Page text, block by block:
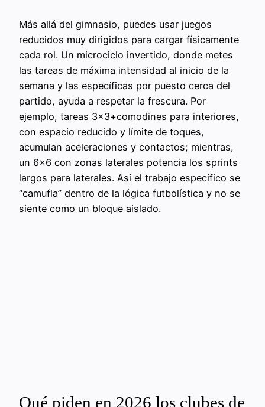
Más allá del gimnasio, puedes usar juegos
reducidos muy dirigidos para cargar físicamente
cada rol. Un microciclo invertido, donde metes
las tareas de máxima intensidad al inicio de la
semana y las específicas por puesto cerca del
partido, ayuda a respetar la frescura. Por
ejemplo, tareas 3×3+comodines para interiores,
con espacio reducido y límite de toques,
acumulan aceleraciones y contactos; mientras,
un 6×6 con zonas laterales potencia los sprints
largos para laterales. Así el trabajo específico se
“camufla” dentro de la lógica futbolística y no se
siente como un bloque aislado.
Qué piden en 2026 los clubes de